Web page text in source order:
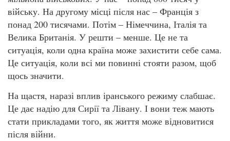
війську. На другому місці після нас – Франція з
понад 200 тисячами. Потім – Німеччина, Італія та
Велика Британія. У решти – менше. Це не та
ситуація, коли одна країна може захистити себе сама.
Це ситуація, коли всі ми повинні стояти разом, щоб
щось значити.
На щастя, наразі вплив іранського режиму слабшає.
Це дає надію для Сирії та Лівану. І вони теж мають
стати прикладами того, як життя може відновитися
після війни.